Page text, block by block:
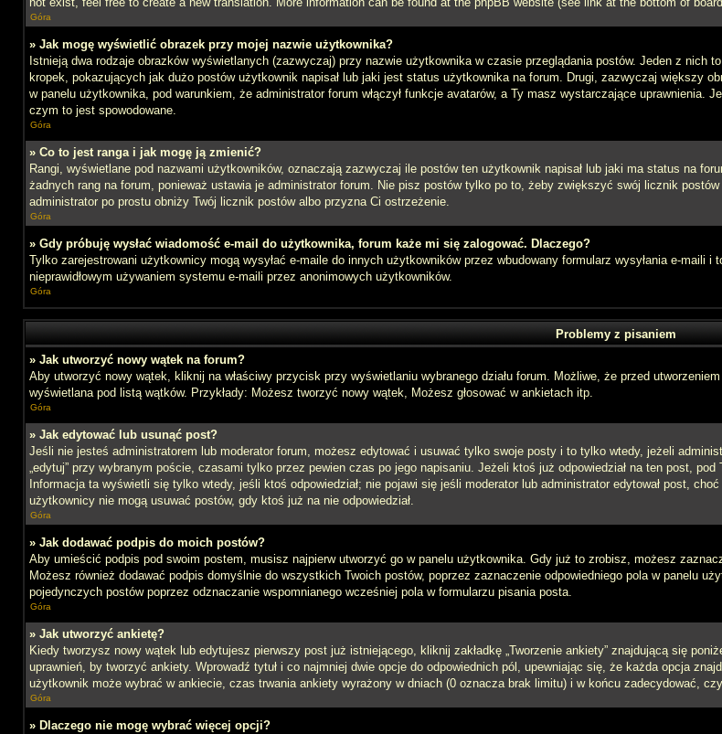
Góra
» Jak mogę wyświetlić obrazek przy mojej nazwie użytkownika?
Istnieją dwa rodzaje obrazków wyświetlanych (zazwyczaj) przy nazwie użytkownika w czasie przeglądania postów. Jeden z
kropek, pokazujących jak dużo postów użytkownik napisał lub jaki jest status użytkownika na forum. Drugi, zazwyczaj większy
w panelu użytkownika, pod warunkiem, że administrator forum włączył funkcje avatarów, a Ty masz wystarczające
czym to jest spowodowane.
Góra
» Co to jest ranga i jak mogę ją zmienić?
Rangi, wyświetlane pod nazwami użytkowników, oznaczają zazwyczaj ile postów ten użytkownik napisał lub jaki ma status na
żadnych rang na forum, ponieważ ustawia je administrator forum. Nie pisz postów tylko po to, żeby zwiększyć swój licznik
administrator po prostu obniży Twój licznik postów albo przyzna Ci ostrzeżenie.
Góra
» Gdy próbuję wysłać wiadomość e-mail do użytkownika, forum każe mi się zalogować. Dlaczego?
Tylko zarejestrowani użytkownicy mogą wysyłać e-maile do innych użytkowników przez wbudowany formularz wysyłania e-maili
nieprawidłowym używaniem systemu e-maili przez anonimowych użytkowników.
Góra
Problemy z pisaniem
» Jak utworzyć nowy wątek na forum?
Aby utworzyć nowy wątek, kliknij na właściwy przycisk przy wyświetlaniu wybranego działu forum. Możliwe, że przed
wyświetlana pod listą wątków. Przykłady: Możesz tworzyć nowy wątek, Możesz głosować w ankietach itp.
Góra
» Jak edytować lub usunąć post?
Jeśli nie jesteś administratorem lub moderator forum, możesz edytować i usuwać tylko swoje posty i to tylko wtedy, jeżeli
„edytuj” przy wybranym poście, czasami tylko przez pewien czas po jego napisaniu. Jeżeli ktoś już odpowiedział na ten post,
Informacja ta wyświetli się tylko wtedy, jeśli ktoś odpowiedział; nie pojawi się jeśli moderator lub administrator edytował post,
użytkownicy nie mogą usuwać postów, gdy ktoś już na nie odpowiedział.
Góra
» Jak dodawać podpis do moich postów?
Aby umieścić podpis pod swoim postem, musisz najpierw utworzyć go w panelu użytkownika. Gdy już to zrobisz, możesz
Możesz również dodawać podpis domyślnie do wszystkich Twoich postów, poprzez zaznaczenie odpowiedniego pola w panelu
pojedynczych postów poprzez odznaczanie wspomnianego wcześniej pola w formularzu pisania posta.
Góra
» Jak utworzyć ankietę?
Kiedy tworzysz nowy wątek lub edytujesz pierwszy post już istniejącego, kliknij zakładkę „Tworzenie ankiety” znajdującą się
uprawnień, by tworzyć ankiety. Wprowadź tytuł i co najmniej dwie opcje do odpowiednich pól, upewniając się, że każda opcja
użytkownik może wybrać w ankiecie, czas trwania ankiety wyrażony w dniach (0 oznacza brak limitu) i w końcu zadecydować,
Góra
» Dlaczego nie mogę wybrać więcej opcji?